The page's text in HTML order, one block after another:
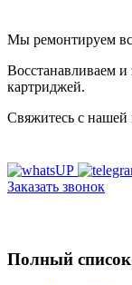
Мы ремонтируем
Восстанавливаем и
картриджей.
Свяжитесь с нашей
Заказать звонок
Полный список